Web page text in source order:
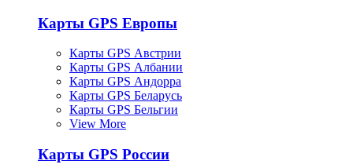
Карты GPS Европы
Карты GPS Австрии
Карты GPS Албании
Карты GPS Андорра
Карты GPS Беларусь
Карты GPS Бельгии
View More
Карты GPS России